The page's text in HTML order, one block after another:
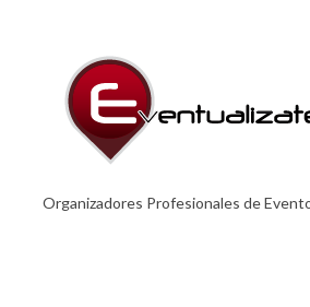
Organizadores Profesionales de